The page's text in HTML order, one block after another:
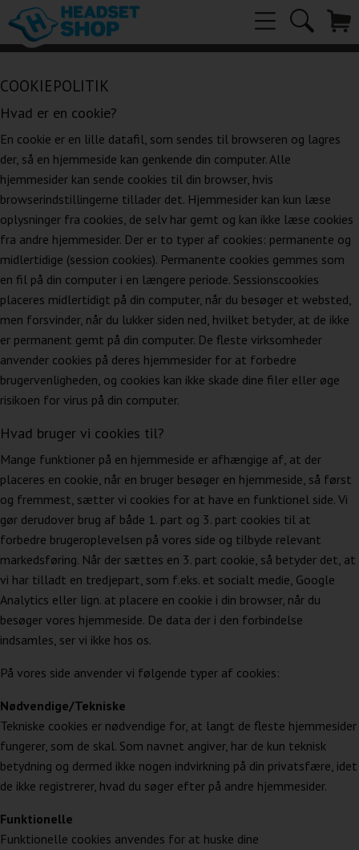
COOKIEPOLITIK
Hvad er en cookie?
En cookie er en lille datafil, som sendes til browseren og lagres
der, så en hjemmeside kan genkende din computer. Alle
hjemmesider kan sende cookies til din browser, hvis
browserindstillingerne tillader det. Hjemmesider kan kun læse
oplysninger fra cookies, de selv har gemt og kan ikke læse cookies
fra andre hjemmesider. Der er to typer af cookies: permanente og
midlertidige (session cookies). Permanente cookies gemmes som
en fil på din computer i en længere periode. Sessionscookies
placeres midlertidigt på din computer, når du besøger et websted,
men forsvinder, når du lukker siden ned, hvilket betyder, at de ikke
er permanent gemt på din computer. De fleste virksomheder
anvender cookies på deres hjemmesider for at forbedre
brugervenligheden, og cookies kan ikke skade dine filer eller øge
risikoen for virus på din computer.
Hvad bruger vi cookies til?
Mange funktioner på en hjemmeside er afhængige af, at der
placeres en cookie, når en bruger besøger en hjemmeside, så først
og fremmest, sætter vi cookies for at have en funktionel side. Vi
gør derudover brug af både 1. part og 3. part cookies til at
forbedre brugeroplevelsen på vores side og tilbyde relevant
markedsføring. Når der sættes en 3. part cookie, så betyder det, at
vi har tilladt en tredjepart, som f.eks. et socialt medie, Google
Analytics eller lign. at placere en cookie i din browser, når du
besøger vores hjemmeside. De data der i den forbindelse
indsamles, ser vi ikke hos os.
På vores side anvender vi følgende typer af cookies:
Nødvendige/Tekniske
Tekniske cookies er nødvendige for, at langt de fleste hjemmesider
fungerer, som de skal. Som navnet angiver, har de kun teknisk
betydning og dermed ikke nogen indvirkning på din privatsfære, idet
de ikke registrerer, hvad du søger efter på andre hjemmesider.
Funktionelle
Funktionelle cookies anvendes for at huske dine